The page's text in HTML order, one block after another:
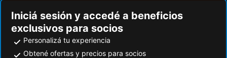
Iniciá sesión y accedé a beneficios
exclusivos para socios
Personalizá tu experiencia
Obtené ofertas y precios para socios